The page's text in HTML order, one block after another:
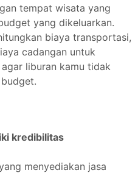
tempat wisata yang
yang dikeluarkan.
biaya transportasi,
cadangan untuk
liburan kamu tidak
kredibilitas
menyediakan jasa